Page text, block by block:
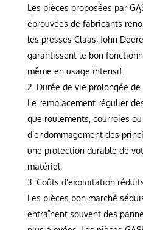
Les pièces proposées par
éprouvées de fabricants
les presses Claas, John
garantissent le bon
même en usage intensif.
Durée de vie prolongée
Le remplacement régulier
que roulements, courroies
d’endommagement des
une protection durable de
matériel.
Coûts d’exploitation
Les pièces bon marché
entraînent souvent des